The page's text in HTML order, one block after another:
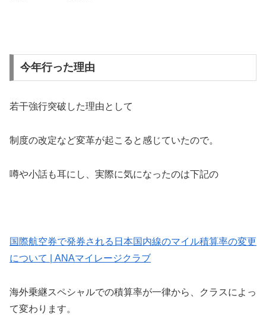
今年行った理由
若干強行突破した理由として
制度の改定など変革が起こると感じていたので。
噂や小話も耳にし、実際に気になったのは下記の
国際航空券で発券される日本国内線のマイル積算率の変更
について | ANAマイレージクラブ
海外乗継スペシャルでの積算率が一律から、クラスによっ
て変わります。